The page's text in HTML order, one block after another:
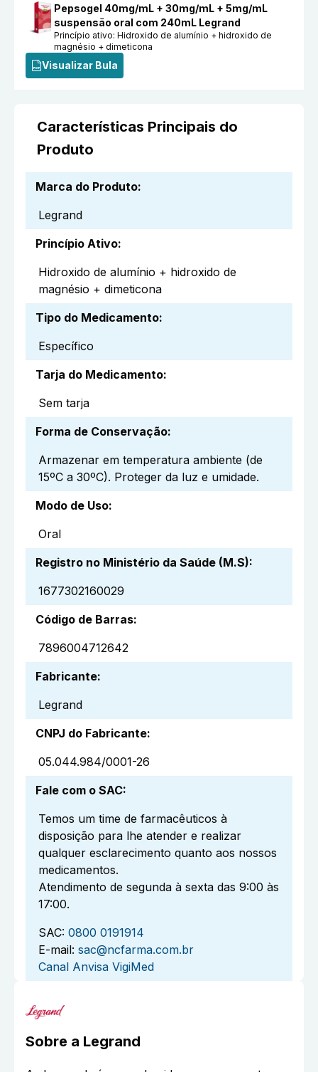
Pepsogel 40mg/mL + 30mg/mL + 5mg/mL
suspensão oral com 240mL Legrand
Princípio ativo:Hidroxido de alumínio + hidroxido de
magnésio + dimeticona
Visualizar Bula
Características Principais do
Produto
Marca do Produto:
Legrand
Princípio Ativo:
Hidroxido de alumínio + hidroxido de
magnésio + dimeticona
Tipo do Medicamento:
Específico
Tarja do Medicamento:
Sem tarja
Forma de Conservação:
Armazenar em temperatura ambiente (de
15ºC a 30ºC). Proteger da luz e umidade.
Modo de Uso:
Oral
Registro no Ministério da Saúde (M.S):
1677302160029
Código de Barras:
7896004712642
Fabricante:
Legrand
CNPJ do Fabricante:
05.044.984/0001-26
Fale com o SAC:
Temos um time de farmacêuticos à
disposição para lhe atender e realizar
qualquer esclarecimento quanto aos nossos
medicamentos.
Atendimento de segunda à sexta das 9:00 às
17:00.
SAC: 0800 0191914
E-mail: sac@ncfarma.com.br
Canal Anvisa VigiMed
Sobre a Legrand